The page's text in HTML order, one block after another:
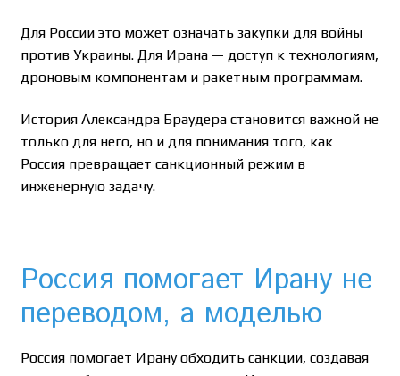
Для России это может означать закупки для войны
против Украины. Для Ирана — доступ к технологиям,
дроновым компонентам и ракетным программам.
История Александра Браудера становится важной не
только для него, но и для понимания того, как
Россия превращает санкционный режим в
инженерную задачу.
Россия помогает Ирану не
переводом, а моделью
Россия помогает Ирану обходить санкции, создавая